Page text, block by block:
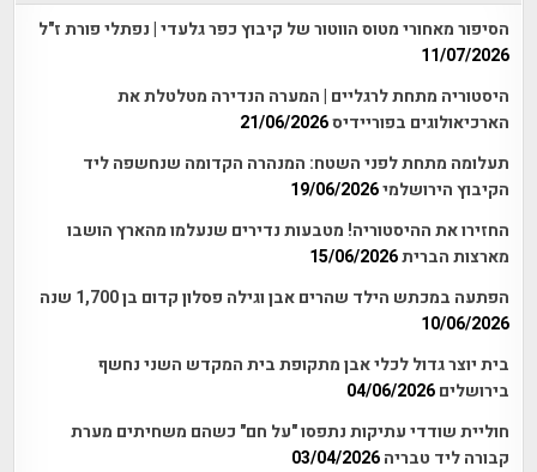
הסיפור מאחורי מטוס הווטור של קיבוץ כפר גלעדי | נפתלי פורת ז"ל
11/07/2026
היסטוריה מתחת לרגליים | המערה הנדירה מטלטלת את
הארכיאולוגים בפוריידיס21/06/2026
תעלומה מתחת לפני השטח: המנהרה הקדומה שנחשפה ליד
הקיבוץ הירושלמי19/06/2026
החזירו את ההיסטוריה! מטבעות נדירים שנעלמו מהארץ הושבו
מארצות הברית15/06/2026
הפתעה במכתש הילד שהרים אבן וגילה פסלון קדום בן 1,700 שנה
10/06/2026
בית יוצר גדול לכלי אבן מתקופת בית המקדש השני נחשף
בירושלים 04/06/2026
חוליית שודדי עתיקות נתפסו "על חם" כשהם משחיתים מערת
קבורה ליד טבריה 03/04/2026